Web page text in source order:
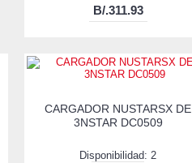
B/.311.93
CARGADOR NUSTARSX DE
3NSTAR DC0509
Disponibilidad: 2